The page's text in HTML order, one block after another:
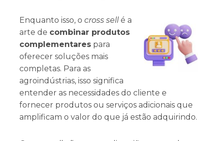
Enquanto isso, o cross sellé a
arte de combinar produtos
complementares para
oferecer soluções mais
completas. Para as
agroindústrias, isso significa
entender as necessidades do cliente e
fornecer produtos ou serviços adicionais que
amplificam o valor do que já estão adquirindo.